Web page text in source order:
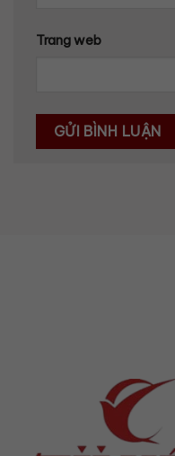
Trang web